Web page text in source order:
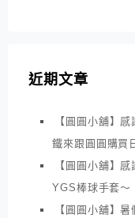
近期文章
【圓圓小舖】
鐵來跟圓圓購買
【圓圓小舖】
YGS棒球手套～
【圓圓小舖】